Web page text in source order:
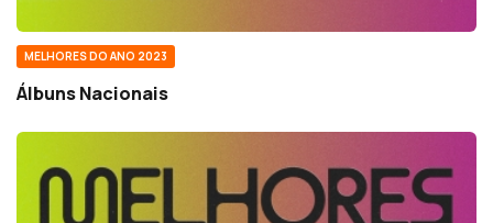
MELHORES DO ANO 2023
Álbuns Nacionais